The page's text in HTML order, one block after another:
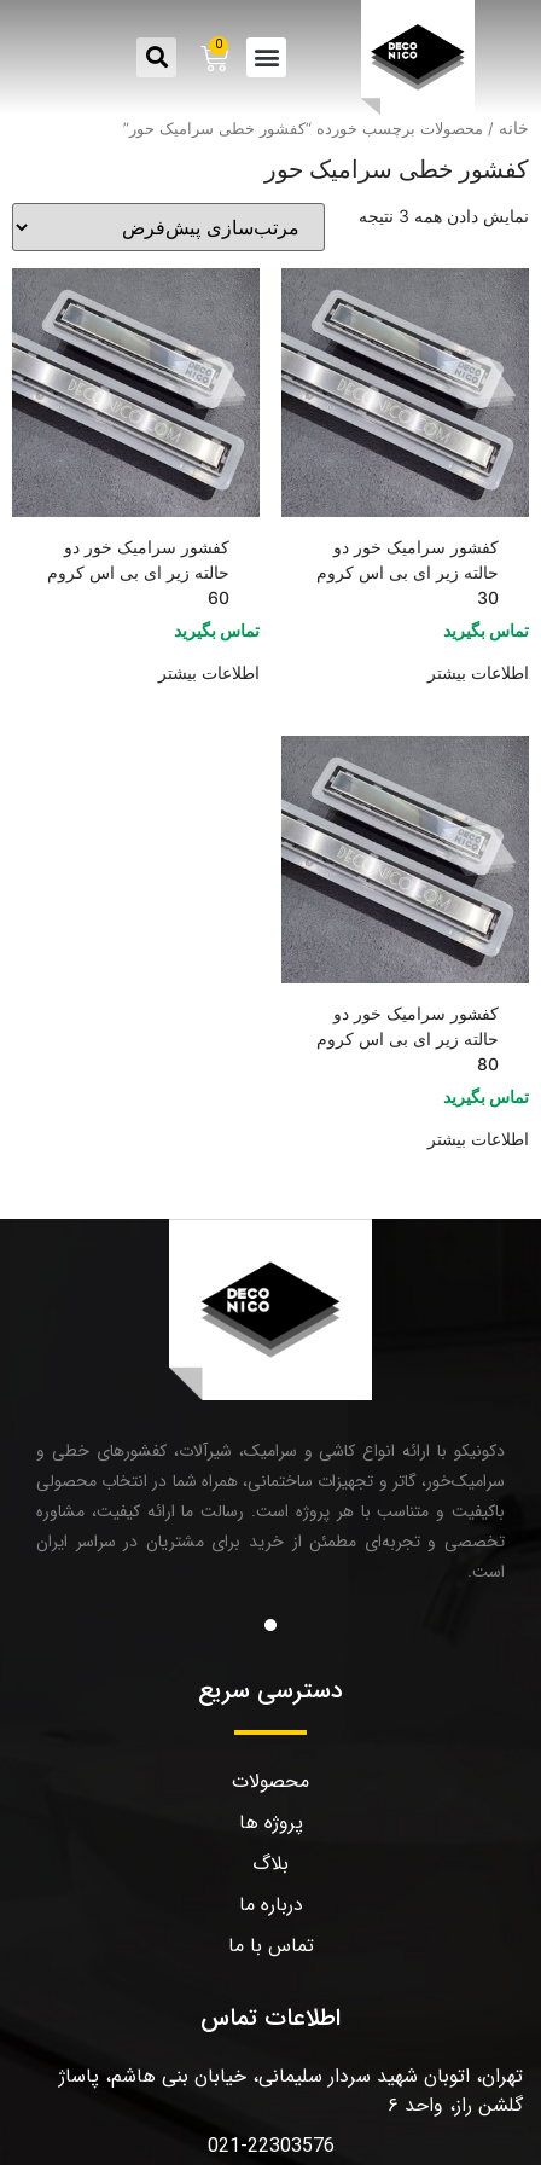
0
خانه / محصولات برچسب خورده “کفشور خطی سرامیک حور”
کفشور خطی سرامیک حور
نمایش دادن همه 3 نتیجه
کفشور سرامیک خور دو
حالته زیر ای بی اس کروم
30
تماس بگیرید
اطلاعات بیشتر
کفشور سرامیک خور دو
حالته زیر ای بی اس کروم
60
تماس بگیرید
اطلاعات بیشتر
کفشور سرامیک خور دو
حالته زیر ای بی اس کروم
80
تماس بگیرید
اطلاعات بیشتر
دکونیکو با ارائه انواع کاشی و سرامیک، شیرآلات، کفشورهای خطی و
سرامیک‌خور، گاتر و تجهیزات ساختمانی، همراه شما در انتخاب محصولی
باکیفیت و متناسب با هر پروژه است. رسالت ما ارائه کیفیت، مشاوره
تخصصی و تجربه‌ای مطمئن از خرید برای مشتریان در سراسر ایران
است.
دسترسی سریع
محصولات
پروژه ها
بلاگ
درباره ما
تماس با ما
اطلاعات تماس
تهران، اتوبان شهید سردار سلیمانی، خیابان بنی هاشم، پاساژ
گلشن راز، واحد ۶
021-22303576